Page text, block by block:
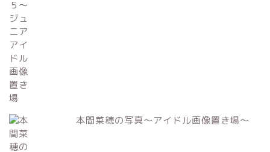
本間菜穂の写真～アイドル画像置き場～